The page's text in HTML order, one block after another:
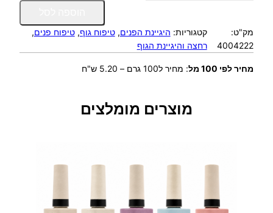
כ
ו
ל
ו
נ
ו
מק"ט:
4004222
קטגוריות: היגיינת הפנים, טיפוח גוף, טיפוח פנים,
רחצה והיגיינת הגוף
מחיר לפי 100 מל : מחיר ל100 גרם – 5.20 ש"ח
מוצרים מומלצים